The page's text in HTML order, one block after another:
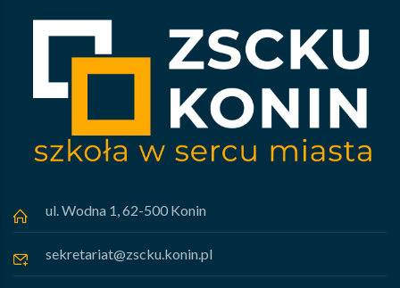
ul. Wodna 1, 62-500 Konin
sekretariat@zscku.konin.pl